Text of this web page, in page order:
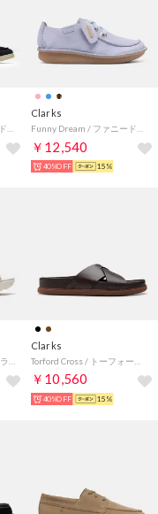
Clarks
￥12,540
40%OFF 15%
Clarks
￥10,560
40%OFF 15%